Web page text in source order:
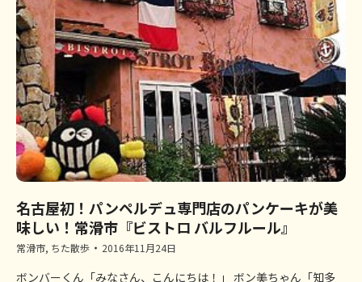
名古屋初！パンペルデュ専門店のパンケーキが美
味しい！常滑市『ビストロ バルフルール』
常滑市, ちた散歩 2016年11月24日
ボンバーくん「みなさん、こんにちは！」 ボン美ちゃん「知多